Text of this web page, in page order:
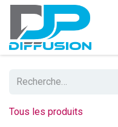
Se rendre au contenu
Tous les produits